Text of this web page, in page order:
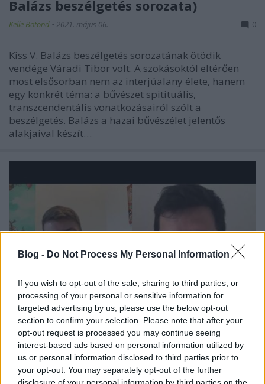
Blog - Do Not Process My Personal Information
If you wish to opt-out of the sale, sharing to third parties, or
processing of your personal or sensitive information for
targeted advertising by us, please use the below opt-out
section to confirm your selection. Please note that after your
opt-out request is processed you may continue seeing
interest-based ads based on personal information utilized by
us or personal information disclosed to third parties prior to
your opt-out. You may separately opt-out of the further
disclosure of your personal information by third parties on the
Balázs beszélgetés sorozata)
Kelle Botond • 2021. május 06. 0
Kiss V. Balázs beszélgetés sorozatának ötödik
vendége Váradi Tibor volt. A szokásoktól eltérően
most elsősorban nem az interjúalany élete, hanem
egy konkrét téma: a bűvészet spitituális,
transzcendentális vonatkozásairól szólt a
beszélgetés. Balázs a hazai bűvészélet jelentős
alakjaival készít…
Badár Tamás - Bűvésztalk #5 (Kiss V.
Balázs beszélgetés sorozata)
Kelle Botond• 2020. július 07.